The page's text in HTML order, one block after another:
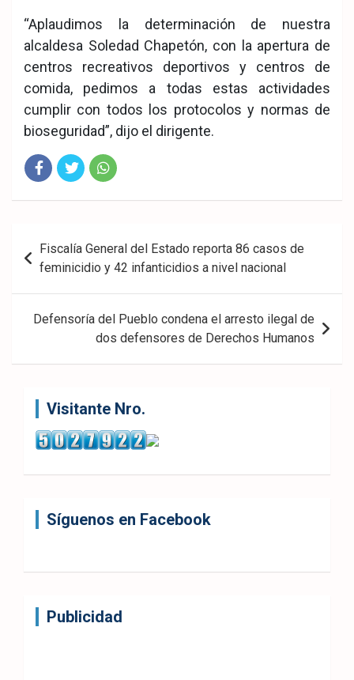
“Aplaudimos la determinación de nuestra
alcaldesa Soledad Chapetón, con la apertura de
centros recreativos deportivos y centros de
comida, pedimos a todas estas actividades
cumplir con todos los protocolos y normas de
bioseguridad”, dijo el dirigente.
ook
pp
Navegación
de
entradas
Fiscalía General del Estado reporta 86 casos de
feminicidio y 42 infanticidios a nivel nacional
Defensoría del Pueblo condena el arresto ilegal de
dos defensores de Derechos Humanos
Visitante Nro.
Síguenos en Facebook
Publicidad